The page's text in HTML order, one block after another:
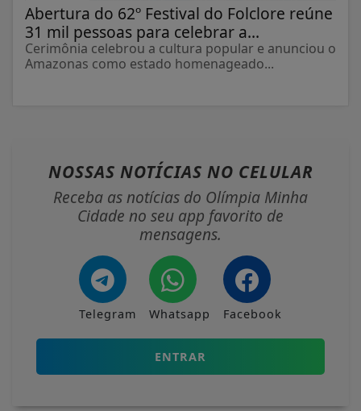
Abertura do 62º Festival do Folclore reúne
31 mil pessoas para celebrar a...
Cerimônia celebrou a cultura popular e anunciou o
Amazonas como estado homenageado...
NOSSAS NOTÍCIAS NO CELULAR
Receba as notícias do Olímpia Minha
Cidade no seu app favorito de
mensagens.
Telegram Whatsapp Facebook
ENTRAR